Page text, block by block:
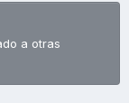
a otras